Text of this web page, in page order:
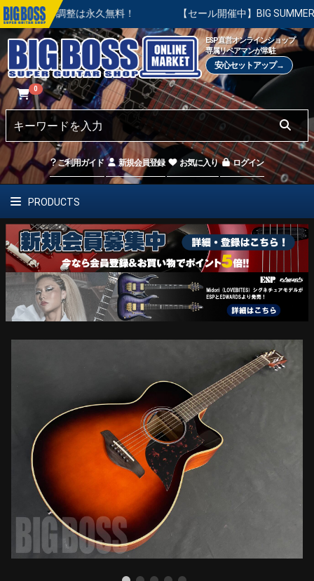
調整は永久無料！ 【セール開催中】BIG SUMMER SALE |
ESP直営オンラインショップ
専属リペアマンが常駐
安心セットアップ→
0
ご利用ガイド 新規会員登録 お気に入り ログイン
PRODUCTS